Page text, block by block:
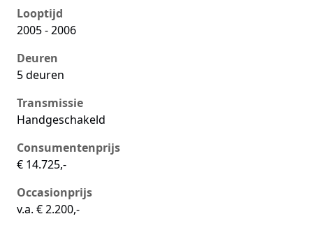
Looptijd
2005 - 2006
Deuren
5 deuren
Transmissie
Handgeschakeld
Consumentenprijs
€ 14.725,-
Occasionprijs
v.a. € 2.200,-